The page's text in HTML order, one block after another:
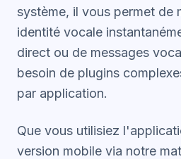
système, il vous permet de
identité vocale
direct ou de messages
besoin de plugins
par application.
Que vous utilisiez
version mobile via notre